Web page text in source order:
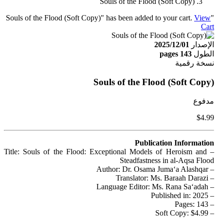
"Souls of the Flood (Soft Copy)" has been added to your cart.
View
Cart
الإصدار
2025/12/01
الطول 143 pages
نسخة رقمية
Souls of the Flood (Soft Copy)
مدفوع
$4.99
Publication Information
– Title: Souls of the Flood: Exceptional Models of Heroism and
Steadfastness in al-Aqsa Flood
– Author: Dr. Osama Juma‘a Alashqar
– Translator: Ms. Baraah Darazi
– Language Editor: Ms. Rana Sa‘adah
– Published in: 2025
– Pages: 143
– Soft Copy: $4.99